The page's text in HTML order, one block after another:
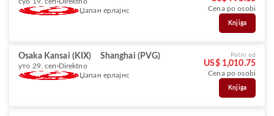
Џапан ерлајнс
Cena po osobi
Knjiga
Osaka Kansai (KIX) Shanghai (PVG)
уто 29. сеп Direktno
Џапан ерлајнс
Počni od
US$ 1,010.75
Cena po osobi
Knjiga